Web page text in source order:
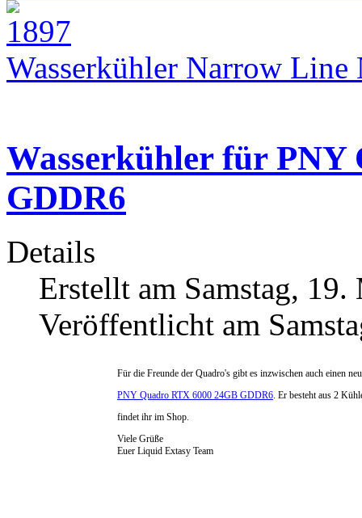
Wasserkühler Narrow
Wasserkühler für PNY
GDDR6
Details
Erstellt am Samstag,
Veröffentlicht am
Für die Freunde der Quadro's gibt es inzwischen auch einen
PNY Quadro RTX 6000 24GB GDDR6 . Er besteht aus 2
findet ihr im Shop.
Viele Grüße
Euer Liquid Extasy Team